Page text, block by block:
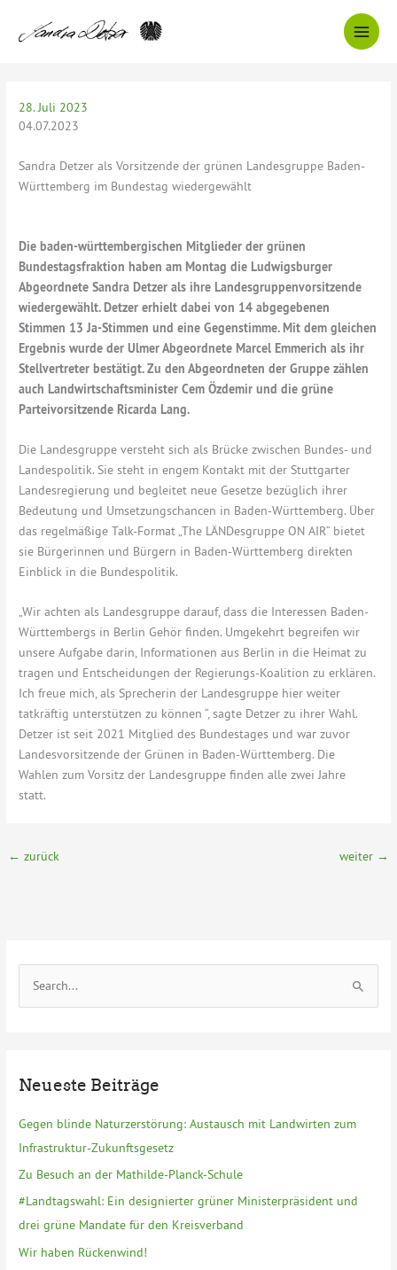
Inhalt
28. Juli 2023
04.07.2023
Sandra Detzer als Vorsitzende der grünen Landesgruppe Baden-
Württemberg im Bundestag wiedergewählt
Die baden-württembergischen Mitglieder der grünen
Bundestagsfraktion haben am Montag die Ludwigsburger
Abgeordnete Sandra Detzer als ihre Landesgruppenvorsitzende
wiedergewählt. Detzer erhielt dabei von 14 abgegebenen
Stimmen 13 Ja-Stimmen und eine Gegenstimme. Mit dem gleichen
Ergebnis wurde der Ulmer Abgeordnete Marcel Emmerich als ihr
Stellvertreter bestätigt. Zu den Abgeordneten der Gruppe zählen
auch Landwirtschaftsminister Cem Özdemir und die grüne
Parteivorsitzende Ricarda Lang.
Die Landesgruppe versteht sich als Brücke zwischen Bundes- und
Landespolitik. Sie steht in engem Kontakt mit der Stuttgarter
Landesregierung und begleitet neue Gesetze bezüglich ihrer
Bedeutung und Umsetzungschancen in Baden-Württemberg. Über
das regelmäßige Talk-Format „The LÄNDesgruppe ON AIR“ bietet
sie Bürgerinnen und Bürgern in Baden-Württemberg direkten
Einblick in die Bundespolitik.
„Wir achten als Landesgruppe darauf, dass die Interessen Baden-
Württembergs in Berlin Gehör finden. Umgekehrt begreifen wir
unsere Aufgabe darin, Informationen aus Berlin in die Heimat zu
tragen und Entscheidungen der Regierungs-Koalition zu erklären.
Ich freue mich, als Sprecherin der Landesgruppe hier weiter
tatkräftig unterstützen zu können “, sagte Detzer zu ihrer Wahl.
Detzer ist seit 2021 Mitglied des Bundestages und war zuvor
Landesvorsitzende der Grünen in Baden-Württemberg. Die
Wahlen zum Vorsitz der Landesgruppe finden alle zwei Jahre
statt.
← zurück weiter →
n
n
a
c
Neueste Beiträge
Gegen blinde Naturzerstörung: Austausch mit Landwirten zum
Infrastruktur-Zukunftsgesetz
Zu Besuch an der Mathilde-Planck-Schule
#Landtagswahl: Ein designierter grüner Ministerpräsident und
drei grüne Mandate für den Kreisverband
Wir haben Rückenwind!